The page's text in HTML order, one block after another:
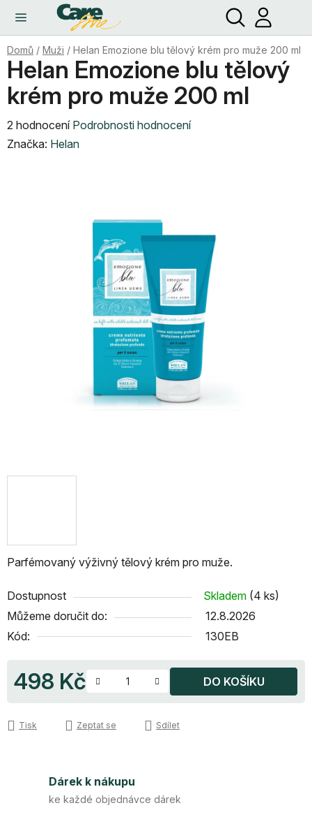
obsah
Hledat
Domů / Muži / Helan Emozione blu tělový krém pro muže 200 ml
Parfémovaný výživný tělový krém pro muže.
Dostupnost Skladem (4 ks)
Můžeme doručit do:
12.8.2026
Kód:
130EB
498 Kč DO KOŠÍKU
Tisk Zeptat se Sdílet
Helan Emozione blu tělový
krém pro muže 200 ml
Průměrné
hodnocení
2 hodnocení Podrobnosti hodnocení
Značka: Helan
Dárek k nákupu
ke každé objednávce dárek